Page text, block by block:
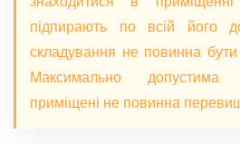
підпирають по всій його
складування не повинна
Максимально
приміщені не повинна